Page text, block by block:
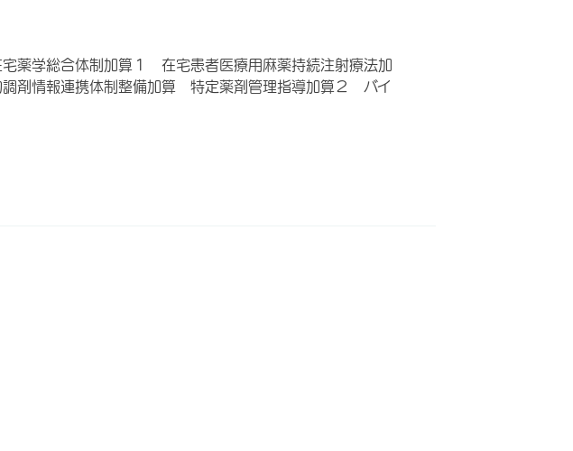
薬学総合体制加算１ 在宅患者医療用麻薬持続注射療法加
情報連携体制整備加算 特定薬剤管理指導加算２ バイ